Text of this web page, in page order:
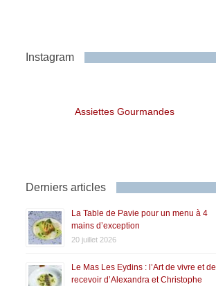
Instagram
Assiettes Gourmandes
Derniers articles
La Table de Pavie pour un menu à 4
mains d’exception
20 juillet 2026
Le Mas Les Eydins : l’Art de vivre et de
recevoir d’Alexandra et Christophe